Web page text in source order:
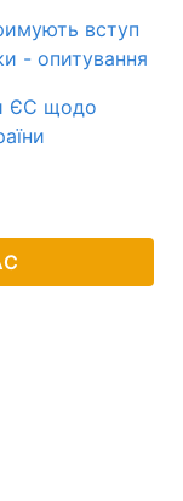
вступ
- опитування
ЄС щодо